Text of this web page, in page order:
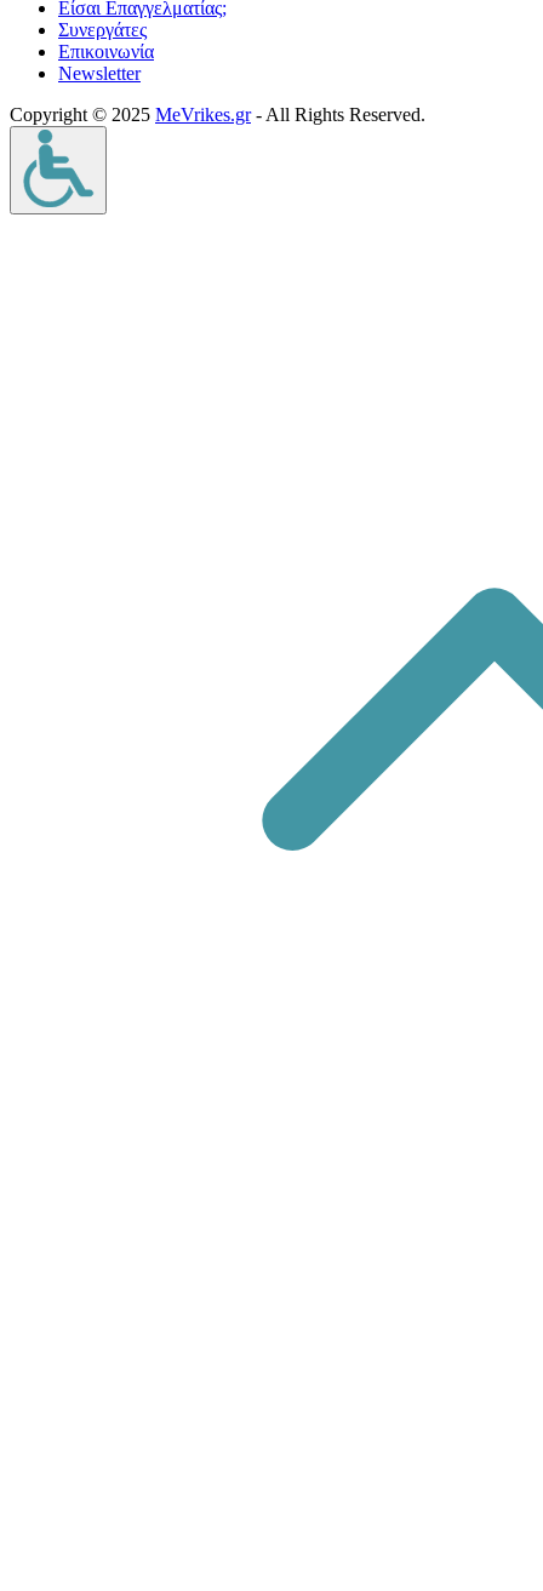
Είσαι Επαγγελματίας;
Συνεργάτες
Επικοινωνία
Νewsletter
Copyright © 2025 MeVrikes.gr- All Rights Reserved.